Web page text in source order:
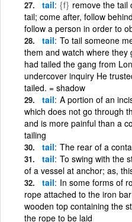
tail {f} remove the tail
tail; come after, follow
follow a person in order to
tail To tail someone
them and watch where they
had tailed the gang from
undercover inquiry He
tailed. = shadow
tail A portion of an
which does not go through
and is more painful than a
tailing
tail The rear of a
tail To swing with the
of a vessel at anchor; as,
tail In some forms of
rope attached to the iron
wooden top containing the
the rope to be laid